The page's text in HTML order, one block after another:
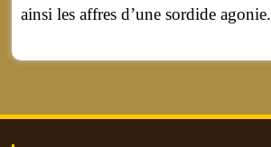
ainsi les affres d’une sordide agonie.